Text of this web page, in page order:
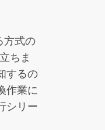
方式の
ちま
するの
作業に
シリー